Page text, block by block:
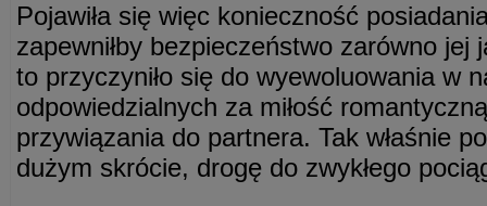
Pojawiła się więc konieczność
zapewniłby bezpieczeństwo zarówno jej
to przyczyniło się do wyewoluowania w
odpowiedzialnych za miłość
przywiązania do partnera. Tak właśnie
dużym skrócie, drogę do zwykłego